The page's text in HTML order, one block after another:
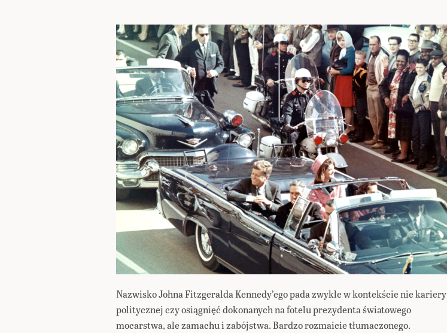
Nazwisko Johna Fitzgeralda Kennedy’ego pada zwykle w kontekście nie kariery
politycznej czy osiągnięć dokonanych na fotelu prezydenta światowego
mocarstwa, ale zamachu i zabójstwa. Bardzo rozmaicie tłumaczonego.